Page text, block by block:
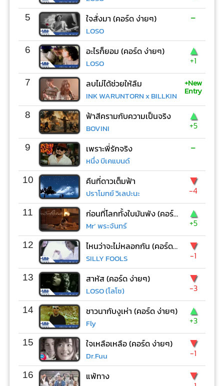
5 ใจสั่งมา (คอร์ด ง่ายๆ)
LOSO
-
6 อะไรก็ยอม (คอร์ด ง่ายๆ)
LOSO
▲
+1
7 ลบไม่ได้ช่วยให้ลืม
INK WARUNTORN x BILLKIN
+New
Entry
8 ฟ้าสีครามกับความเป็นจริง
BOVINI
▲
+5
9 เพราะพี่รักจริง
หนึ่ง บีเคแบนด์
-
10 คืนที่ดาวเต็มฟ้า
ปราโมทย์ วิเลปะนะ
▼
-4
11 ก่อนที่โลกทั้งใบมันพัง (คอร์ด ง่ายๆ)
Mr’ พระจันทร์
▲
+5
12 ไหนว่าจะไม่หลอกกัน (คอร์ด ง่ายๆ)
SILLY FOOLS
▼
-1
13 สาหัส (คอร์ด ง่ายๆ)
LOSO (โลโซ)
▼
-3
14 ชาวนากับงูเห่า (คอร์ด ง่ายๆ)
Fly
▲
+3
15 ใจเหลือเหลือ (คอร์ด ง่ายๆ)
Dr.Fuu
▼
-1
16 แพ้ทาง ▼